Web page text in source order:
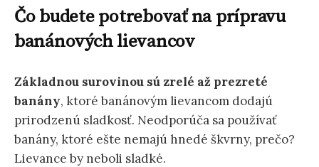
Čo budete potrebovať na prípravu
banánových lievancov
Základnou surovinou sú zrelé až prezreté
banány, ktoré banánovým lievancom dodajú
prirodzenú sladkosť. Neodporúča sa používať
banány, ktoré ešte nemajú hnedé škvrny, prečo?
Lievance by neboli sladké.